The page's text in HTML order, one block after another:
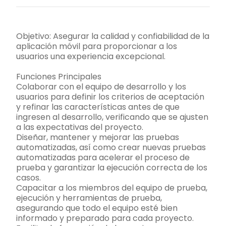
Objetivo: Asegurar la calidad y confiabilidad de la
aplicación móvil para proporcionar a los
usuarios una experiencia excepcional.
Funciones Principales
Colaborar con el equipo de desarrollo y los
usuarios para definir los criterios de aceptación
y refinar las características antes de que
ingresen al desarrollo, verificando que se ajusten
a las expectativas del proyecto.
Diseñar, mantener y mejorar las pruebas
automatizadas, así como crear nuevas pruebas
automatizadas para acelerar el proceso de
prueba y garantizar la ejecución correcta de los
casos.
Capacitar a los miembros del equipo de prueba,
ejecución y herramientas de prueba,
asegurando que todo el equipo esté bien
informado y preparado para cada proyecto.